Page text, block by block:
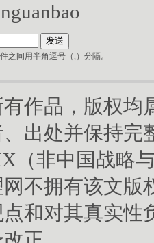
之间用半角逗号（,）分隔。
作品，版权
出处并保持完
（非中国战略
不拥有该文
和对其真实